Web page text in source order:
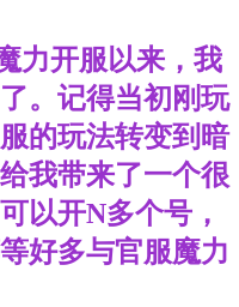
力开服以来，我
。记得当初刚玩
的玩法转变到暗
我带来了一个很
以开N多个号，
好多与官服魔力